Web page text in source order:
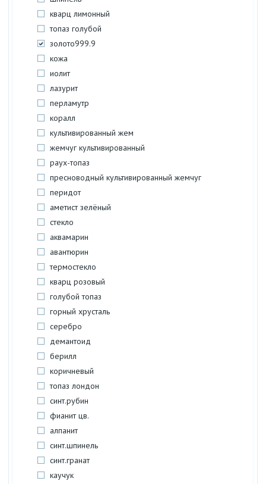
кварц лимонный
топаз голубой
золото999.9
кожа
иолит
лазурит
перламутр
коралл
культивированный жем
жемчуг культивированный
раух-топаз
пресноводный культивированный жемчуг
перидот
аметист зелёный
стекло
аквамарин
авантюрин
термостекло
кварц розовый
голубой топаз
горный хрусталь
серебро
демантоид
берилл
коричневый
топаз лондон
синт.рубин
фианит цв.
алпанит
синт.шпинель
синт.гранат
каучук